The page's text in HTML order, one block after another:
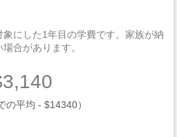
にした1年目の学費です。家族が納
合があります。
の平均 - $14340）